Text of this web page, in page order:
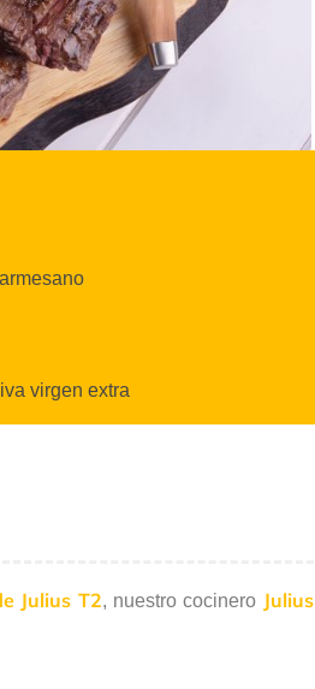
virgen extra
Julius T2, nuestro cocinero Julius